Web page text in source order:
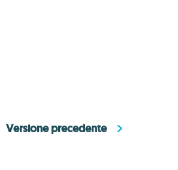
Versione precedente